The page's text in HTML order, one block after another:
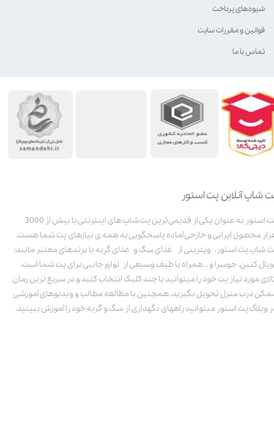
شاپ آنلاین پت استور
پت استور به عنوان یکی از قدیمی‌ترین پت شاپ های اینترنتی با بیش از 3000
محصول ایرانی و خارجی آماده پاسخگویی به همه ی نیازهای پت شما هست.
شاپ پت استور، ویترینی از غذای سگ و غذای گربه با برندهای معتبر مانند:
کنین، جوسرا و .. همراه با طیف وسیعی از لوازم جانبی برای پت شما است.
مورد نیاز پت خود را میتوانید با چند کلیک انتخاب کنید و در سریع ترین زمان
درب منزل تحویل بگیرید. همچنین با مطالعه مطالب و ویدیوهای آموزشی
وبلاگ پت استور میتوانید راههای نگهداری از سگ و گربه خود را آموزش ببینید.
شیوه‌های پرداخت
قوانین و مقررات سایت
تماس با ما